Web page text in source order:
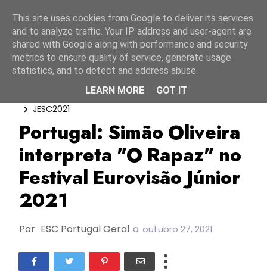
Diogo Clemente
Fernando Daniel
JESC2021
Portugal: Simão Oliveira
interpreta "O Rapaz" no
Festival Eurovisão Júnior
2021
Por ESC Portugal Geral a outubro 27, 2021
This site uses cookies from Google to deliver its services
and to analyze traffic. Your IP address and user-agent are
shared with Google along with performance and security
metrics to ensure quality of service, generate usage
statistics, and to detect and address abuse.
LEARN MORE
GOT IT